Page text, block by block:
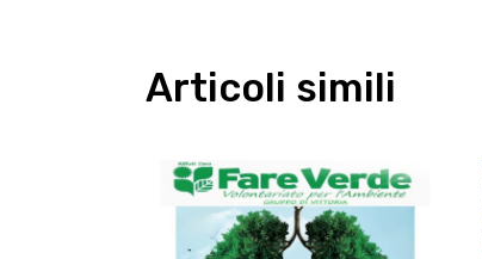
Articoli simili